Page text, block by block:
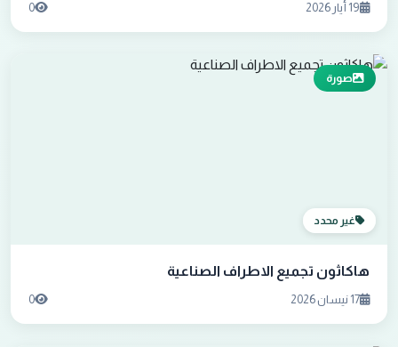
19 أيار 2026 0
صورة
غير محدد
هاكاثون تجميع الاطراف الصناعية
17 نيسان 2026 0